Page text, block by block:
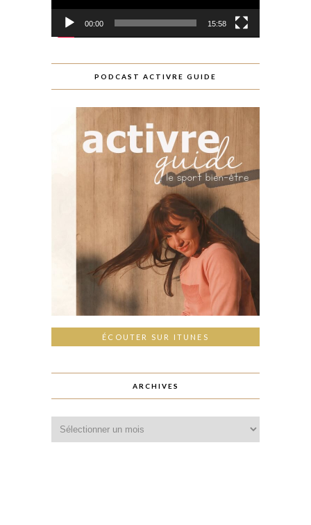
00:00 15:58
PODCAST ACTIVRE GUIDE
ÉCOUTER SUR ITUNES
ARCHIVES